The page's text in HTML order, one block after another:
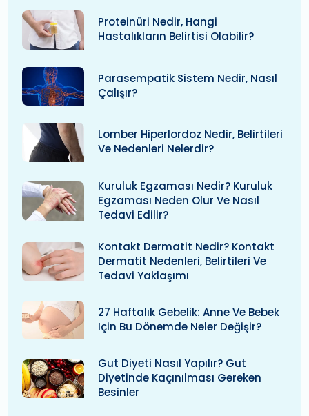
Proteinüri Nedir, Hangi
Hastalıkların Belirtisi Olabilir?
Parasempatik Sistem Nedir, Nasıl
Çalışır?
Lomber Hiperlordoz Nedir, Belirtileri
Ve Nedenleri Nelerdir?
Kuruluk Egzaması Nedir? Kuruluk
Egzaması Neden Olur Ve Nasıl
Tedavi Edilir?
Kontakt Dermatit Nedir? Kontakt
Dermatit Nedenleri, Belirtileri Ve
Tedavi Yaklaşımı
27 Haftalık Gebelik: Anne Ve Bebek
Için Bu Dönemde Neler Değişir?
Gut Diyeti Nasıl Yapılır? Gut
Diyetinde Kaçınılması Gereken
Besinler